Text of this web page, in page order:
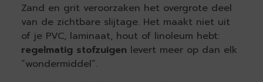
Zand en grit veroorzaken het overgrote deel
van de zichtbare slijtage. Het maakt niet uit
of je PVC, laminaat, hout of linoleum hebt:
regelmatig stofzuigenlevert meer op dan elk
“wondermiddel”.